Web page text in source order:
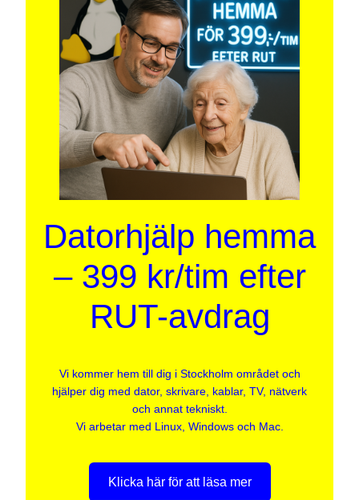
Datorhjälp hemma
– 399 kr/tim efter
RUT-avdrag
Vi kommer hem till dig i Stockholm området och
hjälper dig med dator, skrivare, kablar, TV, nätverk
och annat tekniskt.
Vi arbetar med Linux, Windows och Mac.
Klicka här för att läsa mer